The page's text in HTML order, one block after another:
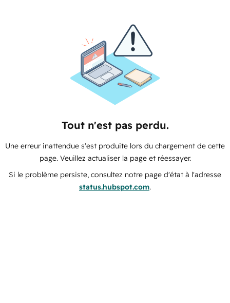
Tout n'est pas perdu.
Une erreur inattendue s'est produite lors du chargement de cette
page. Veuillez actualiser la page et réessayer.
Si le problème persiste, consultez notre page d'état à l'adresse
status.hubspot.com.